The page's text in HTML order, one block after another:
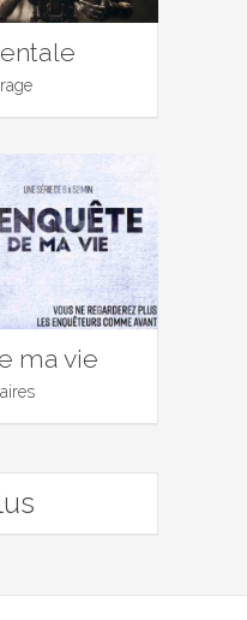
ma vie